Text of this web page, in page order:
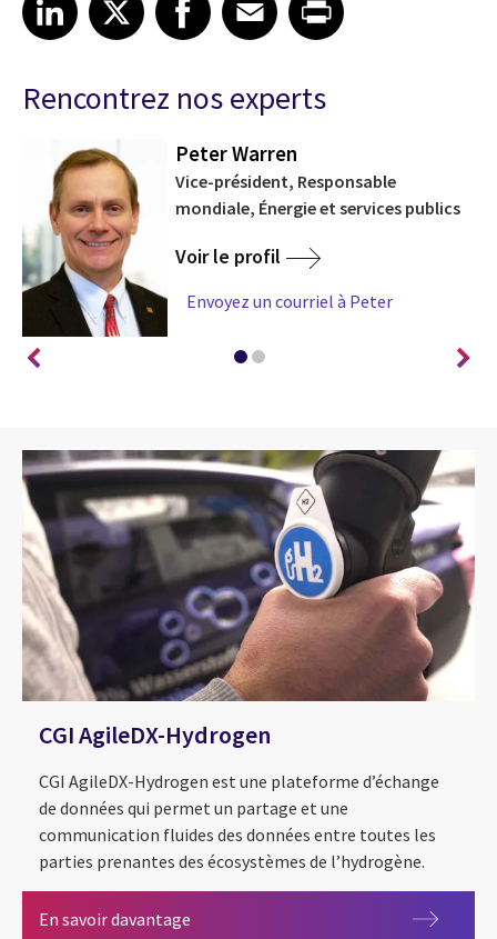
Rencontrez nos experts
Peter Warren
Vice-président, Responsable
mondiale, Énergie et services publics
Voir le profil
Envoyez un courriel à Peter
CGI AgileDX-Hydrogen
CGI AgileDX-Hydrogen est une plateforme d’échange
de données qui permet un partage et une
communication fluides des données entre toutes les
parties prenantes des écosystèmes de l’hydrogène.
En savoir davantage